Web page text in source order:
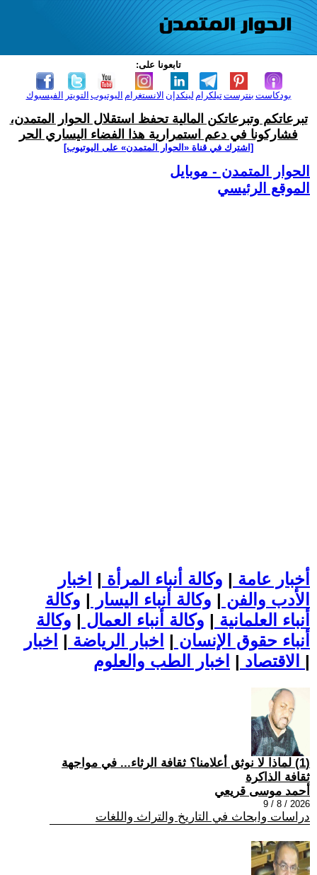
تابعونا على:
الفيسبوك التويتر اليوتيوب الانستغرام لينكدإن تيلكرامبنترست بودكاست
تبرعاتكم وتبرعاتكن المالية تحفظ استقلال الحوار المتمدن،
فشاركونا في دعم استمرارية هذا الفضاء اليساري الحر
[اشترك في قناة ‫«الحوار المتمدن» على اليوتيوب]
الحوار المتمدن - موبايل
الموقع الرئيسي
أخبار عامة | وكالة أنباء المرأة | اخبار
الأدب والفن | وكالة أنباء اليسار | وكالة
أنباء العلمانية | وكالة أنباء العمال | وكالة
أنباء حقوق الإنسان | اخبار الرياضة | اخبار
الاقتصاد | |
(1) لماذا لا نوثق أعلامنا؟ ثقافة الرثاء... في مواجهة
ثقافة الذاكرة
أحمد موسى قريعي
2026 / 8 / 9
دراسات وابحاث في التاريخ والتراث واللغات